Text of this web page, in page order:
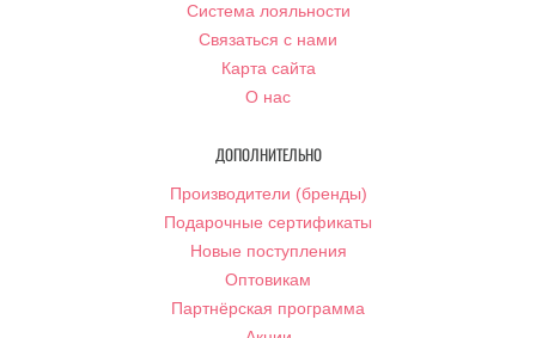
Система лояльности
Связаться с нами
Карта сайта
О нас
ДОПОЛНИТЕЛЬНО
Производители (бренды)
Подарочные сертификаты
Новые поступления
Оптовикам
Партнёрская программа